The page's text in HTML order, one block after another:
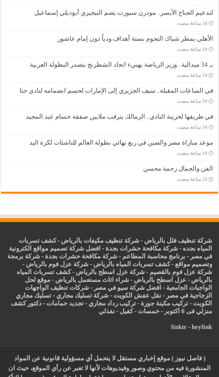
لتدعيم الجناح الأيسر.. مودرن سبورت يضم النيجيري أيوديلي إسماعيل
‏18 ساعة مضت
الأهلي يمطر شباك النجوم بستة أهداف ودياً دون إمام عاشور
‏19 ساعة مضت
بـ 34 ميدالية.. وزير الرياضة يهنيء اتحاد الشطرنج بتصدر البطولة العربية
‏19 ساعة مضت
في الساعات المقبلة.. سيف الجزيري إلى الإمارات لحسم انضمامه لنادي حتا
‏19 ساعة مضت
في طريقها لخزينة النادي.. الزمالك يترقب ملايين صفقة حسام عبد المجيد
‏19 ساعة مضت
موعد مباراة مصر والصين في ربع نهائي بطولة العالم للناشئات لكرة اليد
‏19 ساعة مضت
الفن والجمال رحمة محسن
‏23 ساعة مضت
شركة تنظيف فلل بالرياض -شركة تنظيف مكيفات بالرياض -كشف تسربات
المياه بجده -شركة مكافحة حشرات بجدة - افضل شركة تصميم مواقع الكترونية
في مصر - برنامج محاسبة المطاعم -شركة مكافحة حشرات بجدة -شركة برمجة
وتصميم مواقع -كشف تسربات المياه بالرياض -شركة عزل فوم بالرياض -
شركة عزل فوم بالقصيم -شركة عزل اسطح بالرياض -كشف تسربات المياه
بالرياض - عزل اسطح بالرياض -شراء اثاث مستعمل بالرياض - موقع لحل
الواجبات الجامعية - افضل شركة سيو في مصر -شركات تنظيف الواجهات
الزجاجية في مصر - نقل عفش الكويت -شركة تسليك مجاري -تسليك مجاري
الكويت -تركيب مكينة جورة -تركيب رداد مجاري -تجديد حمامات -دكتور كشف
منزلي فى 6 اكتوبر
-خمسات -كفيل - نفذلي
linktr- heylink
( فاصل نيوز ) موقع إخباري مستقل لا يتحمل أي مسؤولية قانونية عن المواد
المنشورة فيه من محتوي وصور وفيديوهات لأنها لا تعبر عن رأي الموقع، حيث ان